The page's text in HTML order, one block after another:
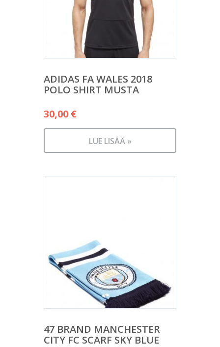
ADIDAS FA WALES 2018
POLO SHIRT MUSTA
30,00 €
LUE LISÄÄ »
47 BRAND MANCHESTER
CITY FC SCARF SKY BLUE